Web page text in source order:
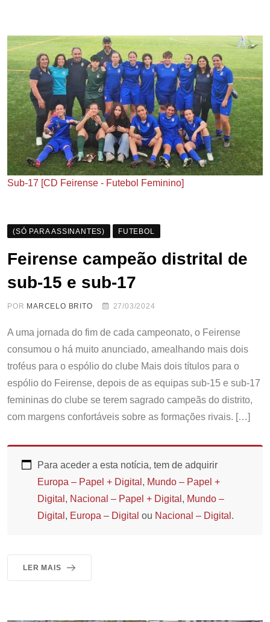
Sub-17 [CD Feirense - Futebol Feminino]
(SÓ PARA ASSINANTES) FUTEBOL
Feirense campeão distrital de
sub-15 e sub-17
POR MARCELO BRITO 27/03/2024
A uma jornada do fim de cada campeonato, o Feirense
consumou o há muito anunciado, amealhando mais dois
troféus para o espólio do clube Mais dois títulos para o
espólio do Feirense, depois de as equipas sub-15 e sub-17
femininas do clube se terem sagrado campeãs do distrito,
com margens confortáveis sobre as formações rivais. […]
Para aceder a esta notícia, tem de adquirir
Europa – Papel + Digital , Mundo – Papel +
Digital , Nacional – Papel + Digital , Mundo –
Digital , Europa – Digital ou Nacional – Digital .
LER MAIS